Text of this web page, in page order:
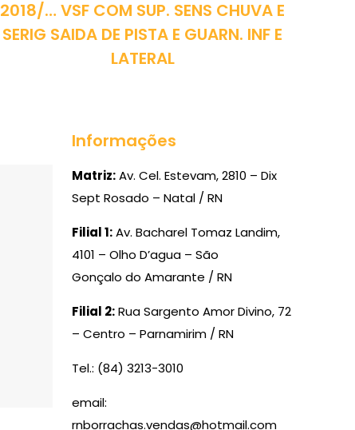
2018/… VSF COM SUP. SENS CHUVA E
SERIG SAIDA DE PISTA E GUARN. INF E
LATERAL
Informações
Matriz:Av. Cel. Estevam, 2810 – Dix
Sept Rosado – Natal / RN
Filial 1:Av. Bacharel Tomaz Landim,
4101 – Olho D’agua – São
Gonçalo do Amarante / RN
Filial 2:Rua Sargento Amor Divino, 72
– Centro – Parnamirim / RN
Tel.: (84) 3213-3010
email:
rnborrachas.vendas@hotmail.com